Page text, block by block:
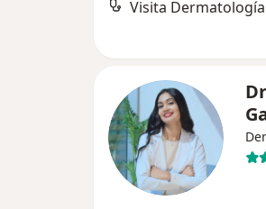
Visita Dermatología